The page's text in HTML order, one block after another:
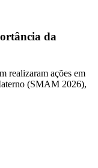
da
realizaram ações em
(SMAM 2026),